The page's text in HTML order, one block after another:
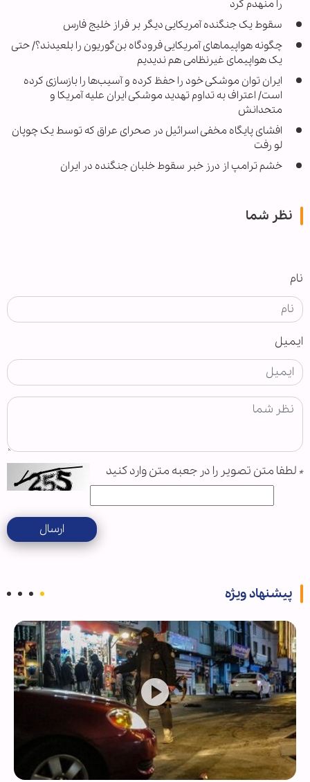
را منهدم کرد
سقوط یک جنگنده آمریکایی دیگر بر فراز خلیج فارس
چگونه هواپیماهای آمریکایی فرودگاه بن‌گوریون را بلعیدند؟/ حتی
یک هواپیمای غیرنظامی هم ندیدیم
ایران توان موشکی خود را حفظ کرده و آسیب‌ها را بازسازی کرده
است/ اعتراف به تداوم تهدید موشکی ایران علیه آمریکا و
متحدانش
افشای پایگاه مخفی اسرائیل در صحرای عراق که توسط یک چوپان
لو رفت
خشم ترامپ از درز خبر سقوط خلبان جنگنده در ایران
نظر شما
نام
ایمیل
* لطفا متن تصویر را در جعبه متن وارد کنید
ارسال
پیشنهاد ویژه